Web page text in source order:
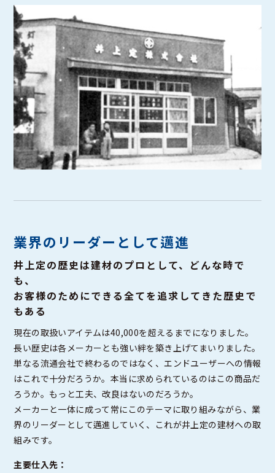
業界のリーダーとして邁進
井上定の歴史は建材のプロとして、どんな時で
も、
お客様のためにできる全てを追求してきた歴史で
もある
現在の取扱いアイテムは40,000を超えるまでになりました。
長い歴史は各メーカーとも強い絆を築き上げてまいりました。
単なる流通会社で終わるのではなく、エンドユーザーへの情報
はこれで十分だろうか。本当に求められているのはこの商品だ
ろうか。もっと工夫、改良はないのだろうか。
メーカーと一体に成って常にこのテーマに取り組みながら、業
界のリーダーとして邁進していく、これが井上定の建材への取
組みです。
主要仕入先：